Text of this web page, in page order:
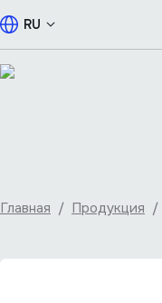
RU
Главная / Продукция /